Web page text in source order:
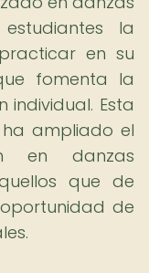
la
en su
fomenta la
individual. Esta
ampliado el
en danzas
que de
de